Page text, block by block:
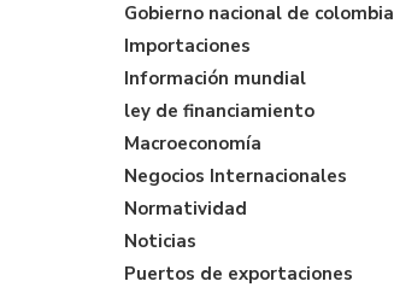
Gobierno nacional de colombia
Importaciones
Información mundial
ley de financiamiento
Macroeconomía
Negocios Internacionales
Normatividad
Noticias
Puertos de exportaciones